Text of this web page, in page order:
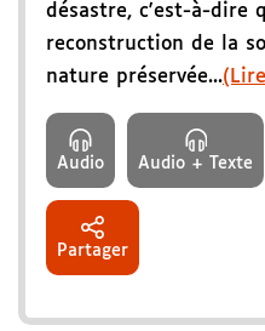
désastre, c'est-à-dire
reconstruction de la
nature préservée...
Audio Audio + Texte
Partager